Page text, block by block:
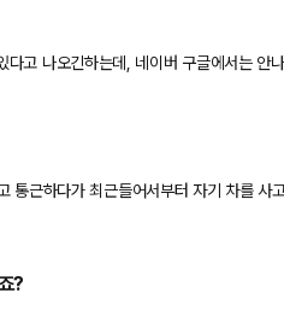
고 나오긴하는데, 네이버 구글에서는 안
?